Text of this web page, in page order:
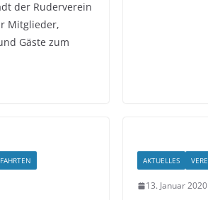
der Ruderverein
Mitglieder,
Gäste zum
AKTUELLES
13. Januar 2020